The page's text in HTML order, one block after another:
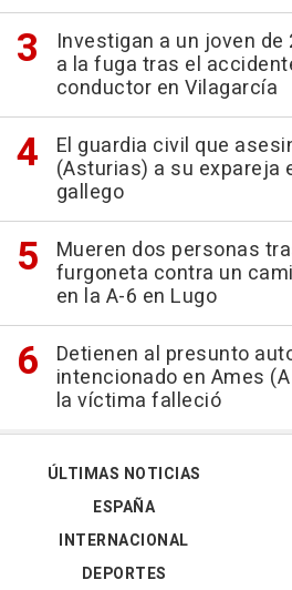
Investigan a un joven
a la fuga tras el
conductor en Vilagarcía
El guardia civil que
(Asturias) a su expareja
gallego
Mueren dos personas
furgoneta contra un
en la A-6 en Lugo
Detienen al presunto
intencionado en Ames
la víctima falleció
ÚLTIMAS NOTICIAS
ESPAÑA
INTERNACIONAL
DEPORTES